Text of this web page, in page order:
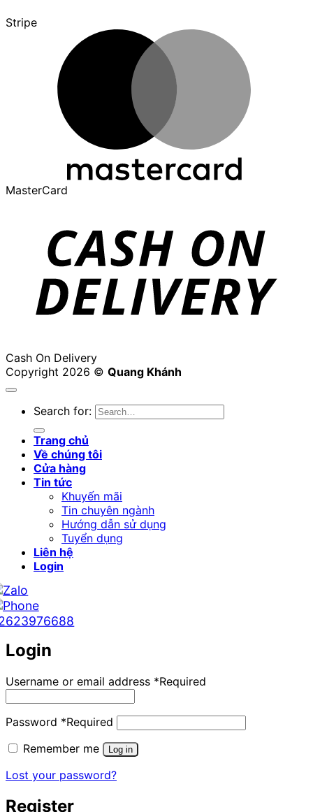
Stripe
MasterCard
Cash On Delivery
Copyright 2026 © Quang Khánh
Search for:
Trang chủ
Về chúng tôi
Cửa hàng
Tin tức
Khuyến mãi
Tin chuyên ngành
Hướng dẫn sử dụng
Tuyển dụng
Liên hệ
Login
Login
Username or email address *Required
Password *Required
Remember me
Log in
Lost your password?
Register